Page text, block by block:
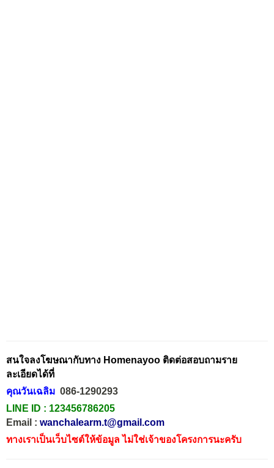
สนใจลงโฆษณากับทาง Homenayoo ติดต่อสอบถามราย
ละเอียดได้ที่
คุณวันเฉลิม 086-1290293
LINE ID : 123456786205
Email : wanchalearm.t@gmail.com
ทางเราเป็นเว็บไซต์ให้ข้อมูล ไม่ใช่เจ้าของโครงการนะครับ